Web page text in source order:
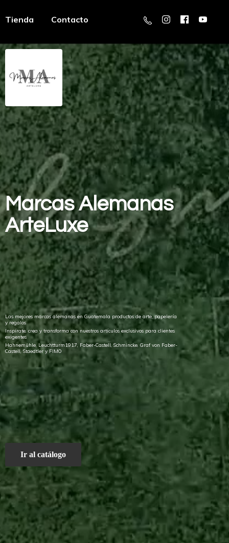
Tienda Contacto
MarcasAlemanas
ArteLuxe
Las mejores marcas alemanas en Guatemala productos de arte, papelería
y regalos
Inspírate, crea y transforma con nuestros artículos exclusivos para clientes
exigentes
Hahnemühle, Leuchtturm1917, Faber-Castell, Schmincke, Graf von Faber-
Castell, Staedtler y FIMO
Ir al catálogo